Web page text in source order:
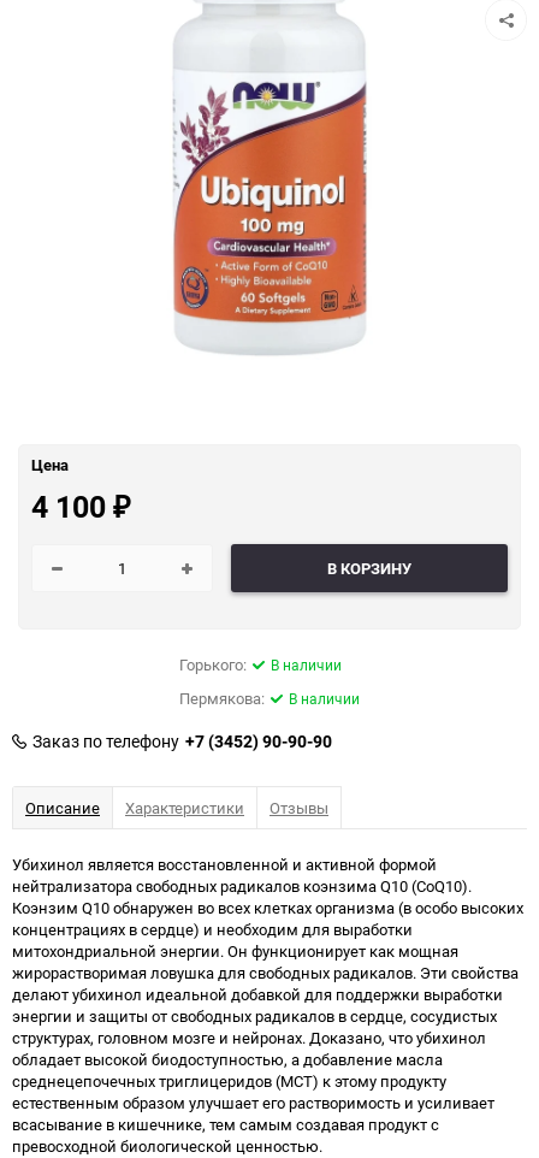
Цена
4 100 ₽
В КОРЗИНУ
Горького: В наличии
Пермякова: В наличии
Заказ по телефону +7 (3452) 90-90-90
Описание Характеристики Отзывы
Убихинол является восстановленной и активной формой
нейтрализатора свободных радикалов коэнзима Q10 (CoQ10).
Коэнзим Q10 обнаружен во всех клетках организма (в особо высоких
концентрациях в сердце) и необходим для выработки
митохондриальной энергии. Он функционирует как мощная
жирорастворимая ловушка для свободных радикалов. Эти свойства
делают убихинол идеальной добавкой для поддержки выработки
энергии и защиты от свободных радикалов в сердце, сосудистых
структурах, головном мозге и нейронах. Доказано, что убихинол
обладает высокой биодоступностью, а добавление масла
среднецепочечных триглицеридов (MCT) к этому продукту
естественным образом улучшает его растворимость и усиливает
всасывание в кишечнике, тем самым создавая продукт с
превосходной биологической ценностью.